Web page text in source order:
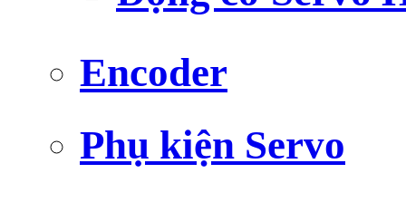
Encoder
Phụ kiện Servo